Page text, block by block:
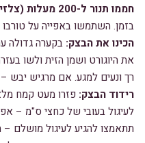
חממו תנור ל-200 מעלות (צלזיוס)
בזמן. השתמשו באפייה על
הכינו את הבצק: בקערה גדולה
את היוגורט ושמן הזית ולשו
רך ונעים למגע. אם מרגיש יבש
רידוד הבצק: פזרו מעט קמח
לעיגול בעובי של כחצי ס"מ –
תתאמצו להגיע לעיגול מושלם